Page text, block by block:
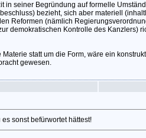
in seiner Begründung auf formelle
bezieht, sich aber materiell
Reformen (nämlich
demokratischen Kontrolle des Kanzlers)
statt um die Form, wäre ein
gewesen.
sonst befürwortet hättest!